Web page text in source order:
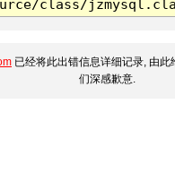
class/
已经将此出错信息详细记录, 由
们深感歉意.